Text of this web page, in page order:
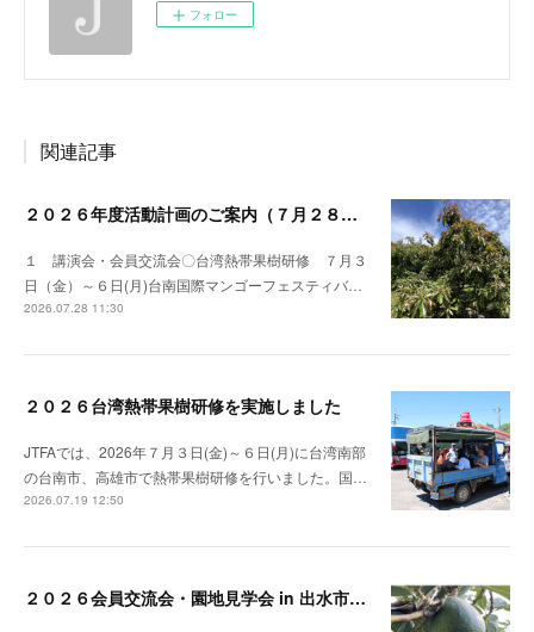
フォロー
関連記事
２０２６年度活動計画のご案内（７月２８日時点）
１ 講演会・会員交流会〇台湾熱帯果樹研修 ７月３
日（金）～６日(月)台南国際マンゴーフェスティバ…
2026.07.28 11:30
２０２６台湾熱帯果樹研修を実施しました
JTFAでは、2026年７月３日(金)～６日(月)に台湾南部
の台南市、高雄市で熱帯果樹研修を行いました。国…
2026.07.19 12:50
２０２６会員交流会・園地見学会 in 出水市を実施しました